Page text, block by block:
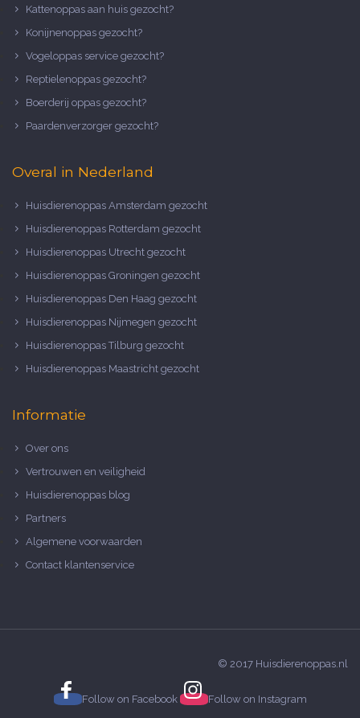
Kattenoppas aan huis gezocht?
Konijnenoppas gezocht?
Vogeloppas service gezocht?
Reptielenoppas gezocht?
Boerderij oppas gezocht?
Paardenverzorger gezocht?
Overal in Nederland
Huisdierenoppas Amsterdam gezocht
Huisdierenoppas Rotterdam gezocht
Huisdierenoppas Utrecht gezocht
Huisdierenoppas Groningen gezocht
Huisdierenoppas Den Haag gezocht
Huisdierenoppas Nijmegen gezocht
Huisdierenoppas Tilburg gezocht
Huisdierenoppas Maastricht gezocht
Informatie
Over ons
Vertrouwen en veiligheid
Huisdierenoppas blog
Partners
Algemene voorwaarden
Contact klantenservice
© 2017 Huisdierenoppas.nl
Follow on Facebook Follow on Instagram